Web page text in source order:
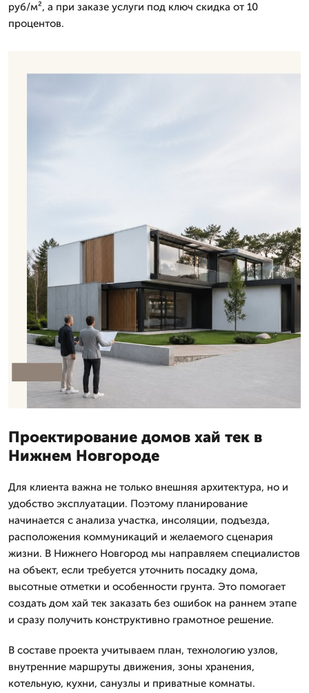
руб/м², а при заказе услуги под ключ скидка от 10
процентов.
Проектирование домов хай тек в
Нижнем Новгороде
Для клиента важна не только внешняя архитектура, но и
удобство эксплуатации. Поэтому планирование
начинается с анализа участка, инсоляции, подъезда,
расположения коммуникаций и желаемого сценария
жизни. В Нижнего Новгород мы направляем специалистов
на объект, если требуется уточнить посадку дома,
высотные отметки и особенности грунта. Это помогает
создать дом хай тек заказать без ошибок на раннем этапе
и сразу получить конструктивно грамотное решение.
В составе проекта учитываем план, технологию узлов,
внутренние маршруты движения, зоны хранения,
котельную, кухни, санузлы и приватные комнаты.